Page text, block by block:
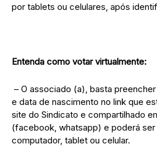
por tablets ou celulares, após
Entenda como votar virtualmente:
– O associado (a), basta
e data de nascimento no link que
site do Sindicato e compartilhado
(facebook, whatsapp) e poderá
computador, tablet ou celular.